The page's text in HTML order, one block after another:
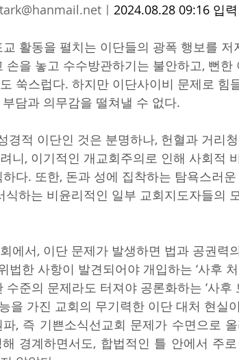
ㅣ 2024.08.28 09:16 입력
활동을 펼치는 이단들의 광폭 행보를 저
을 놓고 수수방관하기는 불안하고, 뻔한
쑥스럽다. 하지만 이단사이비 문제로 힘
담과 의무감을 떨쳐낼 수 없다.
경적 이단인 것은 분명하나, 헌혈과 거리
니, 이기적인 개교회주의로 인해 사회적
다. 또한, 돈과 성에 집착하는 탐욕스러
식하는 비윤리적인 일부 교회지도자들의
에서, 이단 문제가 발생하면 법과 공권력
법한 사항이 발견되어야 개입하는 ‘사후
준의 문제라도 터져야 공론화하는 ‘사후
을 가진 교회의 무기력한 이단 대처 현실
, 즉 기쁜소식선교회 문제가 수면으로
경계하면서도, 합법적인 틀 안에서 주